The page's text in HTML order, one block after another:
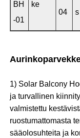
BH
-01
ke
04
s
1) Solar Balcony
ja turvallinen
valmistettu
ruostumattomasta
sääolosuhteita ja